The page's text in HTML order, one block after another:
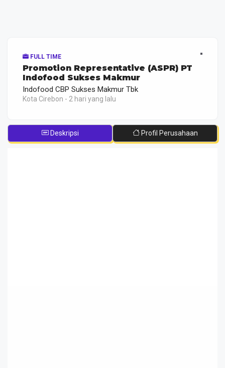
FULL TIME
Promotion Representative (ASPR) PT
Indofood Sukses Makmur
Indofood CBP Sukses Makmur Tbk
Kota Cirebon - 2 hari yang lalu
Deskripsi Profil Perusahaan